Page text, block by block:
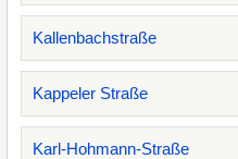
Kallenbachstraße
Kappeler Straße
Karl-Hohmann-Straße